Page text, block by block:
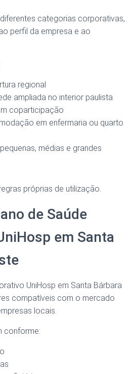
categorias corporativas,
perfil da empresa e ao
regional
ampliada no interior paulista
coparticipação
em enfermaria ou quarto
médias e grandes
próprias de utilização.
de Saúde
em Santa
UniHosp em Santa Bárbara
compatíveis com o mercado
locais.
conforme: